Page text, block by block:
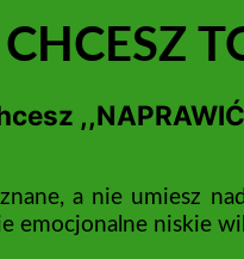
a nie umiesz
emocjonalne niskie